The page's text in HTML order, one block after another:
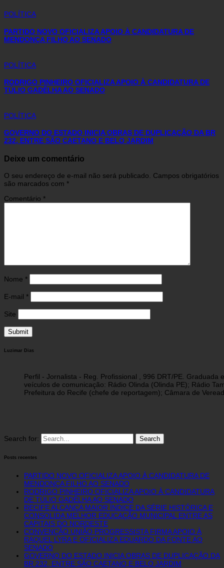
POLÍTICA
PARTIDO NOVO OFICIALIZA APOIO À CANDIDATURA DE
MENDONÇA FILHO AO SENADO
POLÍTICA
RODRIGO PINHEIRO OFICIALIZA APOIO À CANDIDATURA DE
TÚLIO GADÊLHA AO SENADO
POLÍTICA
GOVERNO DO ESTADO INICIA OBRAS DE DUPLICAÇÃO DA BR
232, ENTRE SÃO CAETANO E BELO JARDIM
Deixe um comentário
O seu endereço de e-mail não será publicado. Campos obrigatórios
são marcados com *
Comentário *
Nome *
E-mail *
Site
Luzimar Dias
Perfil - Jornalista - Reg. Profissional , 996 DRT/PE.
veículos de comunicação: Rádio Olinda (Olinda PE); Rádio
Prefeitura do Recife (chefe de reportagem); Câmara de
Search for:
Posts recentes
PARTIDO NOVO OFICIALIZA APOIO À CANDIDATURA DE
MENDONÇA FILHO AO SENADO
RODRIGO PINHEIRO OFICIALIZA APOIO À CANDIDATURA
DE TÚLIO GADÊLHA AO SENADO
RECIFE ALCANÇA MAIOR ÍNDICE DA SÉRIE HISTÓRICA E
CONSOLIDA MELHOR EDUCAÇÃO MUNICIPAL ENTRE AS
CAPITAIS DO NORDESTE
CONVENÇÃO UNIÃO PROGRESSISTA FIRMA APOIO À
RAQUEL LYRA E OFICIALIZA EDUARDO DA FONTE AO
SENADO
GOVERNO DO ESTADO INICIA OBRAS DE DUPLICAÇÃO DA
BR 232, ENTRE SÃO CAETANO E BELO JARDIM